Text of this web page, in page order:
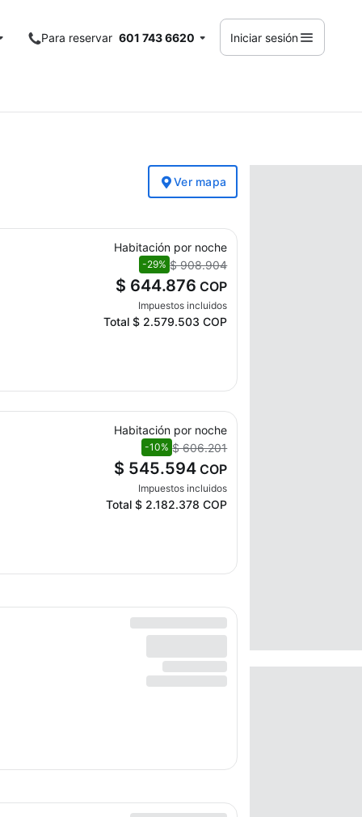
Para reservar 601 743 6620 Iniciar sesión
Ver mapa
Habitación por noche
-29% $ 908.904
$ 644.876 COP
Impuestos incluidos
Total$ 2.579.503 COP
Habitación por noche
-10% $ 606.201
$ 545.594 COP
Impuestos incluidos
Total$ 2.182.378 COP